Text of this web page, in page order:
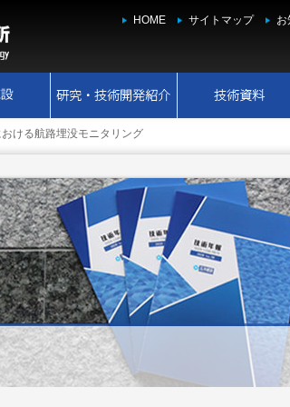
HOME サイトマップ お
ける航路埋没モニタリング